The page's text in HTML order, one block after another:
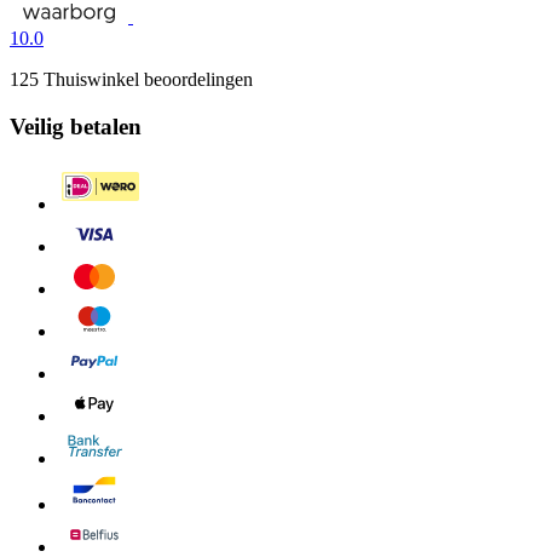
10.0
125 Thuiswinkel beoordelingen
Veilig betalen